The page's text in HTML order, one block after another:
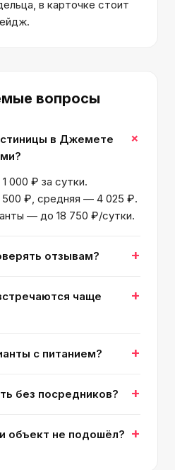
в карточке стоит
вопросы
в Джемете
+
000 ₽ за сутки.
₽, средняя — 4 025 ₽.
— до 18 750 ₽/сутки.
отзывам? +
чаще
+
с питанием? +
без посредников? +
объект не подошёл? +